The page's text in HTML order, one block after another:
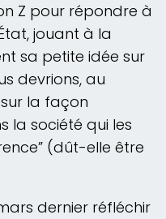
Z pour répondre à
jouant à la
sa petite idée sur
devrions, au
la façon
la société qui les
(dût-elle être
dernier réfléchir